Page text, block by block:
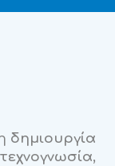
δημιουργία
τεχνογνωσία,